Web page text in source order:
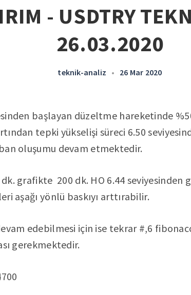
- USDTRY
26.03.2020
teknik-analiz • 26 Mar 2020
başlayan düzeltme hareketinde
tepki yükselişi süreci 6.50
oluşumu devam etmektedir.
grafikte 200 dk. HO 6.44 seviyesinden
aşağı yönlü baskıyı arttırabilir.
edebilmesi için ise tekrar #,6
gerekmektedir.